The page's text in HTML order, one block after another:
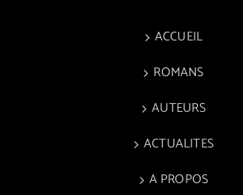
ACCUEIL
ROMANS
AUTEURS
ACTUALITES
A PROPOS